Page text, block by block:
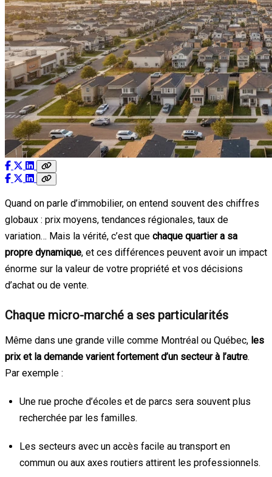
Quand on parle d’immobilier, on entend souvent des chiffres
globaux : prix moyens, tendances régionales, taux de
variation… Mais la vérité, c’est que chaque quartier a sa
propre dynamique, et ces différences peuvent avoir un impact
énorme sur la valeur de votre propriété et vos décisions
d’achat ou de vente.
Chaque micro-marché a ses particularités
Même dans une grande ville comme Montréal ou Québec, les
prix et la demande varient fortement d’un secteur à l’autre.
Par exemple :
Une rue proche d’écoles et de parcs sera souvent plus
recherchée par les familles.
Les secteurs avec un accès facile au transport en
commun ou aux axes routiers attirent les professionnels.